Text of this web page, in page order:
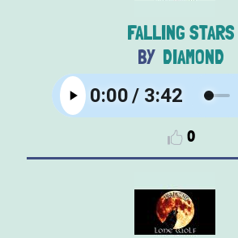
FALLING STARS
DIAMOND
0